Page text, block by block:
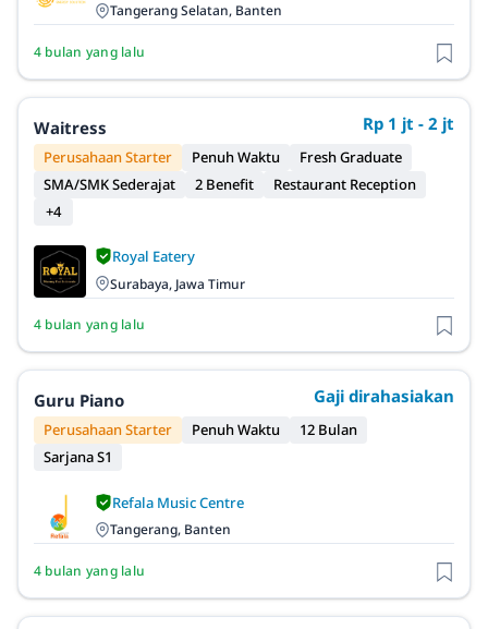
Tangerang Selatan, Banten
4 bulan yang lalu
Waitress Rp 1 jt - 2 jt
Perusahaan Starter Penuh Waktu
Fresh Graduate
SMA/SMK Sederajat
2 Benefit
Restaurant Reception
+4
Royal Eatery
Surabaya, Jawa Timur
4 bulan yang lalu
Guru Piano Gaji dirahasiakan
Perusahaan Starter Penuh Waktu
12 Bulan
Sarjana S1
Refala Music Centre
Tangerang, Banten
4 bulan yang lalu